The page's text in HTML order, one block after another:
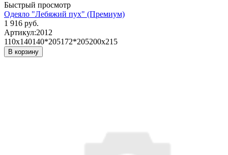
Быстрый просмотр
Одеяло "Лебяжий пух" (Премиум)
1 916 руб.
Артикул:2012
110х140140*205172*205200х215
В корзину